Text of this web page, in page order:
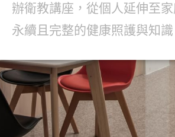
辦衛教講座，從個人延伸至
永續且完整的健康照護與知識